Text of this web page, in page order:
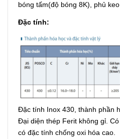
bóng tấm(độ bóng 8K), phủ
Đặc tính:
Đặc tính Inox 430, thành phần
Đại diện thép Ferit không gỉ.
có đặc tính chống oxi hóa cao.